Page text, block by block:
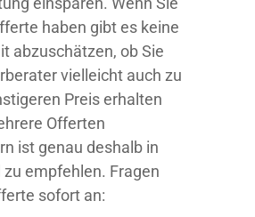
haben gibt es keine
abzuschätzen, ob Sie
vielleicht auch zu
Preis erhalten
Offerten
ist genau deshalb in
zu empfehlen. Fragen
sofort an: